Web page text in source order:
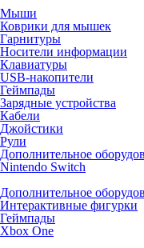
Мыши
Коврики для мышек
Гарнитуры
Носители информации
Клавиатуры
USB-накопители
Геймпады
Зарядные устройства
Кабели
Джойстики
Рули
Дополнительное
Nintendo Switch
Дополнительное
Интерактивные фигурки
Геймпады
Xbox One